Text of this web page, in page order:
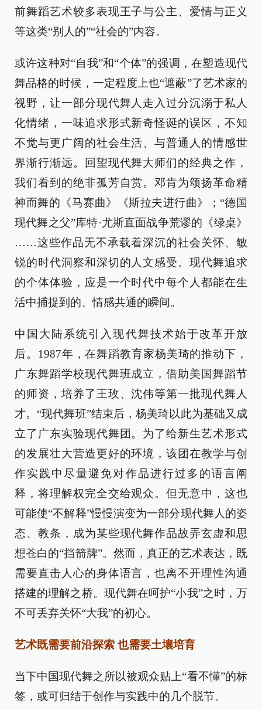
前舞蹈艺术较多表现王子与公主、爱情与正义
等这类“别人的”“社会的”内容。
或许这种对“自我”和“个体”的强调，在塑造现代
舞品格的时候，一定程度上也“遮蔽”了艺术家的
视野，让一部分现代舞人走入过分沉溺于私人
化情绪，一味追求形式新奇怪诞的误区，不知
不觉与更广阔的社会生活、与普通人的情感世
界渐行渐远。回望现代舞大师们的经典之作，
我们看到的绝非孤芳自赏。邓肯为颂扬革命精
神而舞的《马赛曲》《斯拉夫进行曲》；“德国
现代舞之父”库特·尤斯直面战争荒谬的《绿桌》
……这些作品无不承载着深沉的社会关怀、敏
锐的时代洞察和深切的人文感受。现代舞追求
的个体体验，应是一个时代中每个人都能在生
活中捕捉到的、情感共通的瞬间。
中国大陆系统引入现代舞技术始于改革开放
后。1987年，在舞蹈教育家杨美琦的推动下，
广东舞蹈学校现代舞班成立，借助美国舞蹈节
的师资，培养了王玫、沈伟等第一批现代舞人
才。“现代舞班”结束后，杨美琦以此为基础又成
立了广东实验现代舞团。为了给新生艺术形式
的发展壮大营造更好的环境，该团在教学与创
作实践中尽量避免对作品进行过多的语言阐
释，将理解权完全交给观众。但无意中，这也
可能使“不解释”慢慢演变为一部分现代舞人的姿
态、教条，成为某些现代舞作品故弄玄虚和思
想苍白的“挡箭牌”。然而，真正的艺术表达，既
需要直击人心的身体语言，也离不开理性沟通
搭建的理解之桥。现代舞在呵护“小我”之时，万
不可丢弃关怀“大我”的初心。
艺术既需要前沿探索 也需要土壤培育
当下中国现代舞之所以被观众贴上“看不懂”的标
签，或可归结于创作与实践中的几个脱节。